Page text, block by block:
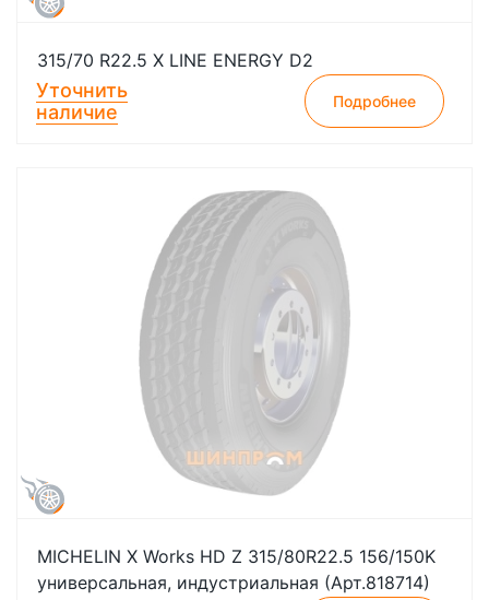
315/70 R22.5 X LINE ENERGY D2
Уточнить
наличие
Подробнее
MICHELIN X Works HD Z 315/80R22.5 156/150K
универсальная, индустриальная (Арт.818714)